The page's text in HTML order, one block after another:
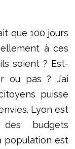
que 100 jours
à ces
soient ? Est-
ou pas ? J’ai
puisse
Lyon est
budgets
population est